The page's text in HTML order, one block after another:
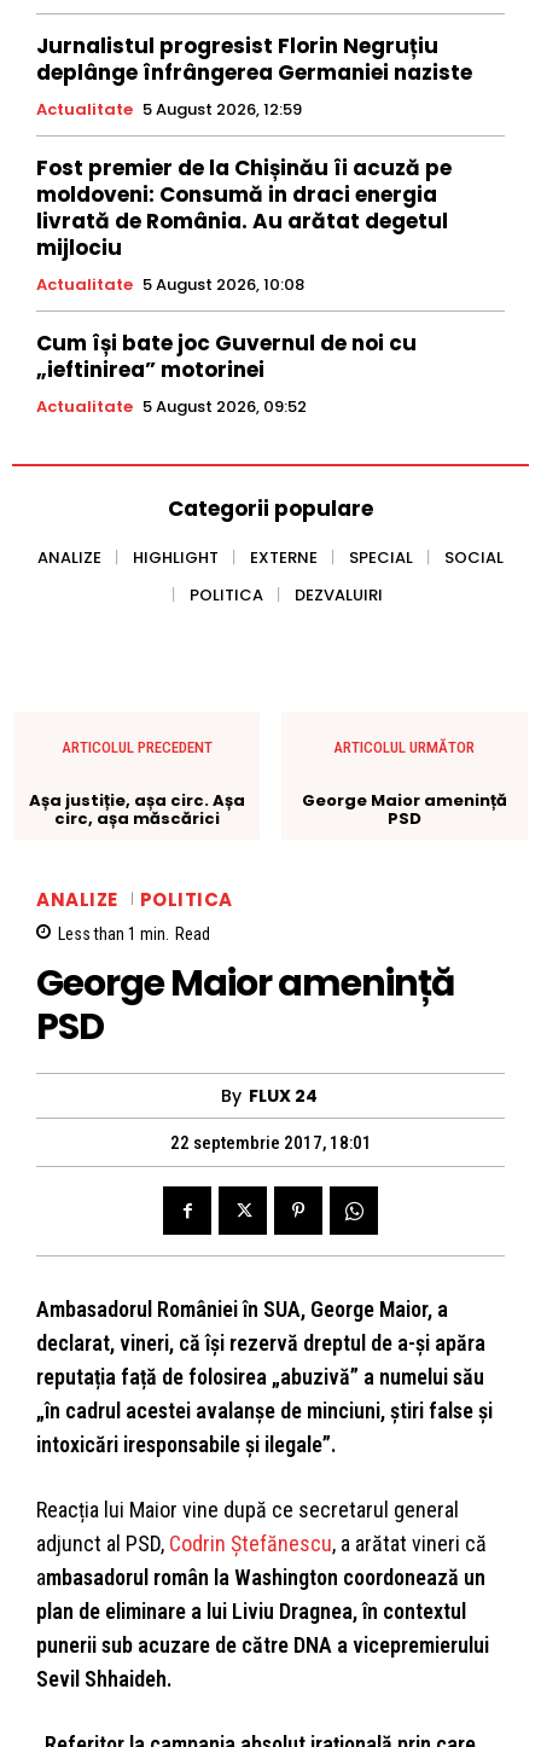
Jurnalistul progresist Florin Negruțiu
deplânge înfrângerea Germaniei naziste
Actualitate 5 August 2026, 12:59
Fost premier de la Chișinău îi acuză pe
moldoveni: Consumă in draci energia
livrată de România. Au arătat degetul
mijlociu
Actualitate 5 August 2026, 10:08
Cum își bate joc Guvernul de noi cu
„ieftinirea” motorinei
Actualitate 5 August 2026, 09:52
Categorii populare
ANALIZE HIGHLIGHT EXTERNE SPECIAL
SOCIAL
POLITICA
DEZVALUIRI
ARTICOLUL PRECEDENT
Așa justiție, așa circ. Așa
circ, așa măscărici
ARTICOLUL URMĂTOR
George Maior amenință
PSD